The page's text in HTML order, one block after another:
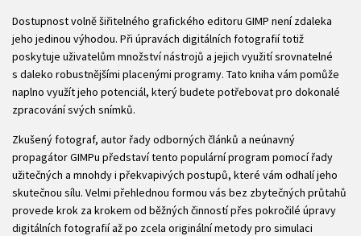
Dostupnost volně šiřitelného grafického editoru GIMP není zdaleka
jeho jedinou výhodou. Při úpravách digitálních fotografií totiž
poskytuje uživatelům množství nástrojů a jejich využití srovnatelné
s daleko robustnějšími placenými programy. Tato kniha vám pomůže
naplno využít jeho potenciál, který budete potřebovat pro dokonalé
zpracování svých snímků.
Zkušený fotograf, autor řady odborných článků a neúnavný
propagátor GIMPu představí tento populární program pomocí řady
užitečných a mnohdy i překvapivých postupů, které vám odhalí jeho
skutečnou sílu. Velmi přehlednou formou vás bez zbytečných průtahů
provede krok za krokem od běžných činností přes pokročilé úpravy
digitálních fotografií až po zcela originální metody pro simulaci